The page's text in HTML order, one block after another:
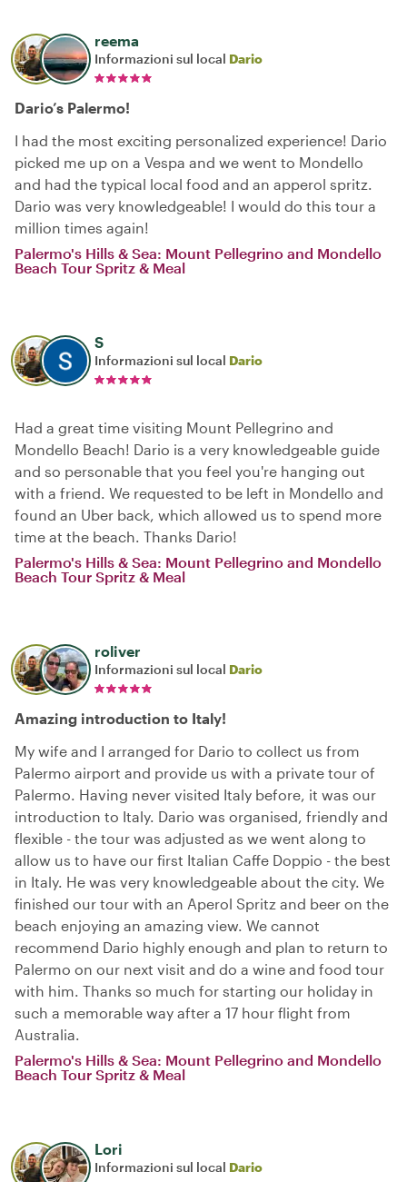
reema
Informazioni sul local Dario
Dario’s Palermo!
I had the most exciting personalized experience! Dario
picked me up on a Vespa and we went to Mondello
and had the typical local food and an apperol spritz.
Dario was very knowledgeable! I would do this tour a
million times again!
Palermo's Hills & Sea: Mount Pellegrino and Mondello
Beach Tour Spritz & Meal
S
Informazioni sul local Dario
Had a great time visiting Mount Pellegrino and
Mondello Beach! Dario is a very knowledgeable guide
and so personable that you feel you're hanging out
with a friend. We requested to be left in Mondello and
found an Uber back, which allowed us to spend more
time at the beach. Thanks Dario!
Palermo's Hills & Sea: Mount Pellegrino and Mondello
Beach Tour Spritz & Meal
roliver
Informazioni sul local Dario
Amazing introduction to Italy!
My wife and I arranged for Dario to collect us from
Palermo airport and provide us with a private tour of
Palermo. Having never visited Italy before, it was our
introduction to Italy. Dario was organised, friendly and
flexible - the tour was adjusted as we went along to
allow us to have our first Italian Caffe Doppio - the best
in Italy. He was very knowledgeable about the city. We
finished our tour with an Aperol Spritz and beer on the
beach enjoying an amazing view. We cannot
recommend Dario highly enough and plan to return to
Palermo on our next visit and do a wine and food tour
with him. Thanks so much for starting our holiday in
such a memorable way after a 17 hour flight from
Australia.
Palermo's Hills & Sea: Mount Pellegrino and Mondello
Beach Tour Spritz & Meal
Lori
Informazioni sul local Dario